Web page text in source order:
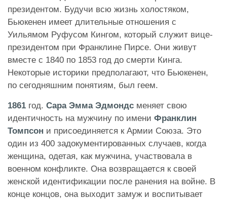
президентом. Будучи всю жизнь холостяком,
Бьюкенен имеет длительные отношения с
Уильямом Руфусом Кингом, который служит вице-
президентом при Франклине Пирсе. Они живут
вместе с 1840 по 1853 год до смерти Кинга.
Некоторые историки предполагают, что Бьюкенен,
по сегодняшним понятиям, был геем.
1861 год. Сара Эмма Эдмондс меняет свою
идентичность на мужчину по имени Франклин
Томпсон и присоединяется к Армии Союза. Это
один из 400 задокументированных случаев, когда
женщина, одетая, как мужчина, участвовала в
военном конфликте. Она возвращается к своей
женской идентификации после ранения на войне. В
конце концов, она выходит замуж и воспитывает